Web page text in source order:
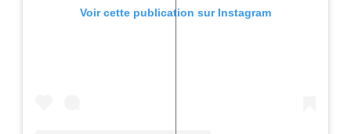
Voir cette publication sur Instagram